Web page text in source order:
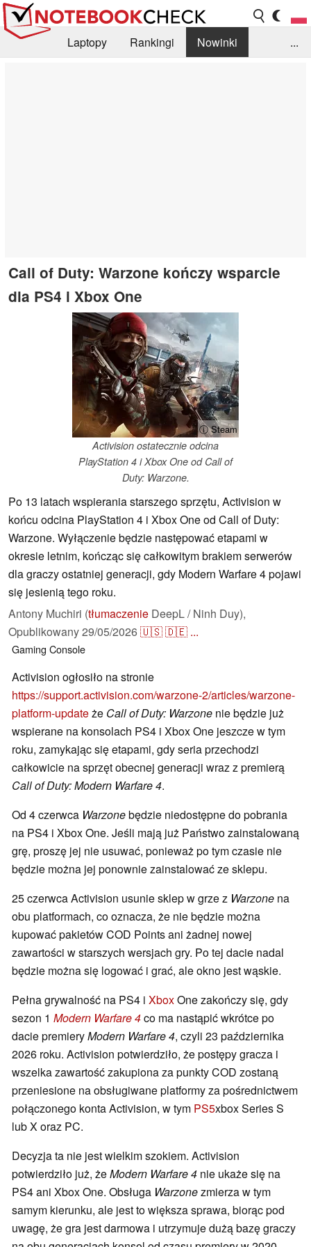
Laptopy Rankingi
Nowinki
...
Call of Duty: Warzone kończy wsparcie
dla PS4 i Xbox One
ⓘ Steam
Activision ostatecznie odcina
PlayStation 4 i Xbox One od Call of
Duty: Warzone.
Po 13 latach wspierania starszego sprzętu, Activision w
końcu odcina PlayStation 4 i Xbox One od Call of Duty:
Warzone. Wyłączenie będzie następować etapami w
okresie letnim, kończąc się całkowitym brakiem serwerów
dla graczy ostatniej generacji, gdy Modern Warfare 4 pojawi
się jesienią tego roku.
Antony Muchiri (tłumaczenie DeepL / Ninh Duy),
Opublikowany29/05/2026🇺🇸🇩🇪 ...
Gaming Console
Activision ogłosiło na stronie
https://support.activision.com/warzone-2/articles/warzone-
platform-updateże Call of Duty: Warzone nie będzie już
wspierane na konsolach PS4 i Xbox One jeszcze w tym
roku, zamykając się etapami, gdy seria przechodzi
całkowicie na sprzęt obecnej generacji wraz z premierą
Call of Duty: Modern Warfare 4.
Od 4 czerwca Warzonebędzie niedostępne do pobrania
na PS4 i Xbox One. Jeśli mają już Państwo zainstalowaną
grę, proszę jej nie usuwać, ponieważ po tym czasie nie
będzie można jej ponownie zainstalować ze sklepu.
25 czerwca Activision usunie sklep w grze z Warzone na
obu platformach, co oznacza, że nie będzie można
kupować pakietów COD Points ani żadnej nowej
zawartości w starszych wersjach gry. Po tej dacie nadal
będzie można się logować i grać, ale okno jest wąskie.
Pełna grywalność na PS4 i XboxOne zakończy się, gdy
sezon 1 Modern Warfare 4co ma nastąpić wkrótce po
dacie premieryModern Warfare 4, czyli 23 października
2026 roku. Activision potwierdziło, że postępy gracza i
wszelka zawartość zakupiona za punkty COD zostaną
przeniesione na obsługiwane platformy za pośrednictwem
połączonego konta Activision, w tym PS5xbox Series S
lub X oraz PC.
Decyzja ta nie jest wielkim szokiem. Activision
potwierdziło już, żeModern Warfare 4 nie ukaże się na
PS4 ani Xbox One. Obsługa Warzonezmierza w tym
samym kierunku, ale jest to większa sprawa, biorąc pod
uwagę, że gra jest darmowa i utrzymuje dużą bazę graczy